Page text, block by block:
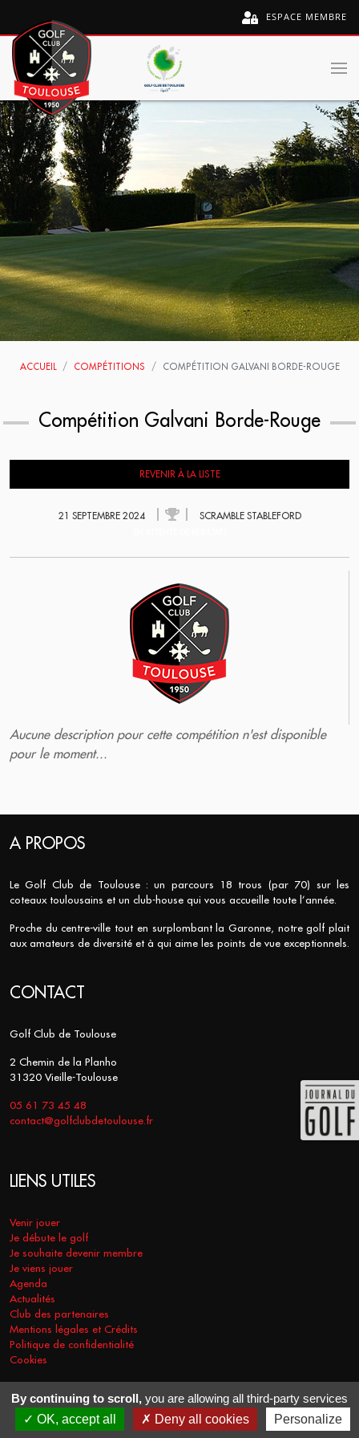
ESPACE MEMBRE
ACCUEIL COMPÉTITIONS COMPÉTITION GALVANI BORDE-ROUGE
Compétition Galvani Borde-Rouge
REVENIR À LA LISTE
21 SEPTEMBRE 2024 SCRAMBLE STABLEFORD
Aucune description pour cette compétition n'est disponible
pour le moment...
A PROPOS
Le Golf Club de Toulouse : un parcours 18 trous (par 70) sur les
coteaux toulousains et un club-house qui vous accueille toute l’année.
Proche du centre-ville tout en surplombant la Garonne, notre golf plait
aux amateurs de diversité et à qui aime les points de vue exceptionnels.
CONTACT
Golf Club de Toulouse
2 Chemin de la Planho
31320 Vieille-Toulouse
05 61 73 45 48
contact@golfclubdetoulouse.fr
LIENS UTILES
Venir jouer
Je débute le golf
Je souhaite devenir membre
Je viens jouer
Agenda
Actualités
Club des partenaires
Mentions légales et Crédits
Politique de confidentialité
Cookies
COPYRIGHT © 2026 - GOLF CLUB DE TOULOUSE. TOUS DROITS
RÉSERVÉS.
RÉALISATION VT-DESIGN 2021
By continuing to scroll, you are allowing all third-party services
OK, accept all
Deny all cookies Personalize